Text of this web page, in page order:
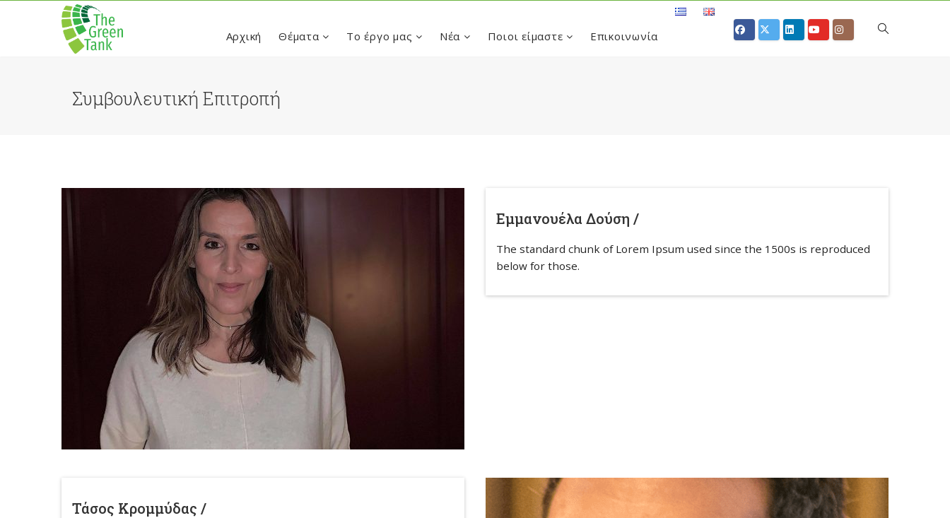
Αρχική Θέματα Το έργο μας Νέα Ποιοι είμαστε Επικοινωνία
Συμβουλευτική Επιτροπή
Εμμανουέλα Δούση /
The standard chunk of Lorem Ipsum used since the 1500s is reproduced
below for those.
Τάσος Κρομμύδας /